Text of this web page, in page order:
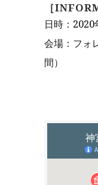
［
日時：2020
会場：フォ
間）